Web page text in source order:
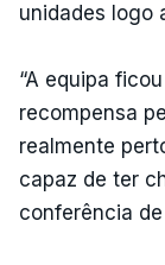
unidades logo
“A equipa
recompensa
realmente
capaz de ter
conferência